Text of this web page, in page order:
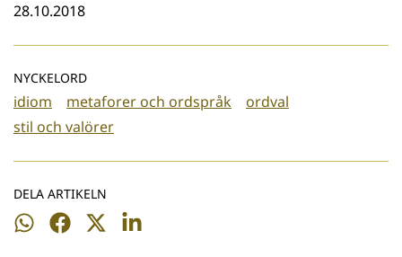
28.10.2018
NYCKELORD
idiom metaforer och ordspråk
ordval
stil och valörer
DELA ARTIKELN
Dela
Dela
Dela
Dela